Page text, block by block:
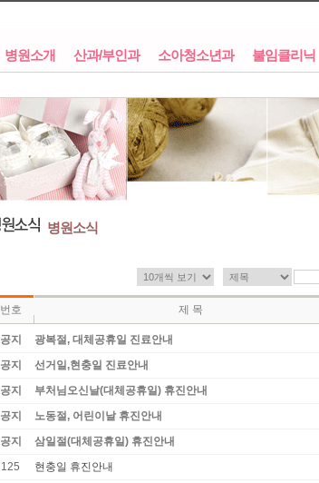
병원소개 산과/부인과 소아청소년과 불임클리닉
병원소식
번호 제 목
공지 광복절, 대체공휴일 진료안내
공지
선거일,현충일 진료안내
공지
부처님오신날(대체공휴일) 휴진안내
공지
노동절, 어린이날 휴진안내
공지
삼일절(대체공휴일) 휴진안내
125
현충일 휴진안내